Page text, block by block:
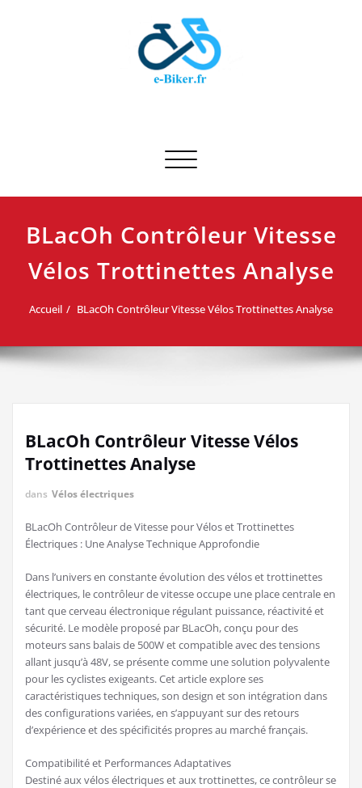
Afficher/masquer la navigation
BLacOh Contrôleur Vitesse
Vélos Trottinettes Analyse
Accueil BLacOh Contrôleur Vitesse Vélos Trottinettes Analyse
BLacOh Contrôleur Vitesse Vélos
Trottinettes Analyse
dans Vélos électriques
BLacOh Contrôleur de Vitesse pour Vélos et Trottinettes
Électriques : Une Analyse Technique Approfondie
Dans l’univers en constante évolution des vélos et trottinettes
électriques, le contrôleur de vitesse occupe une place centrale en
tant que cerveau électronique régulant puissance, réactivité et
sécurité. Le modèle proposé par BLacOh, conçu pour des
moteurs sans balais de 500W et compatible avec des tensions
allant jusqu’à 48V, se présente comme une solution polyvalente
pour les cyclistes exigeants. Cet article explore ses
caractéristiques techniques, son design et son intégration dans
des configurations variées, en s’appuyant sur des retours
d’expérience et des spécificités propres au marché français.
Compatibilité et Performances Adaptatives
Destiné aux vélos électriques et aux trottinettes, ce contrôleur se